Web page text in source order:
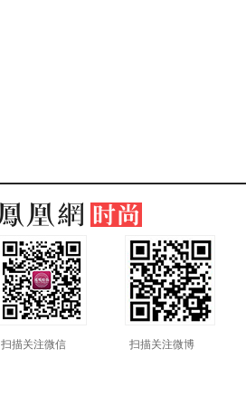
扫描关注微信 扫描关注微博